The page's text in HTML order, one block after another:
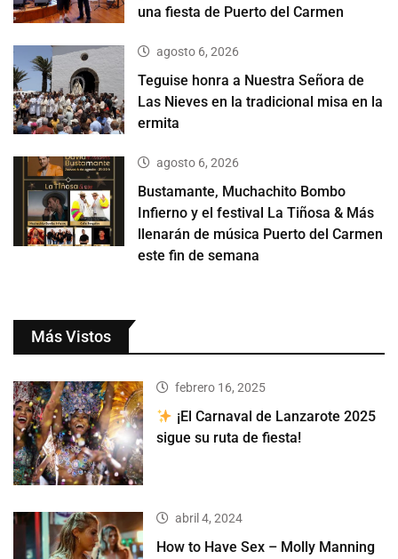
una fiesta de Puerto del Carmen
agosto 6, 2026
Teguise honra a Nuestra Señora de
Las Nieves en la tradicional misa en la
ermita
agosto 6, 2026
Bustamante, Muchachito Bombo
Infierno y el festival La Tiñosa & Más
llenarán de música Puerto del Carmen
este fin de semana
Más Vistos
febrero 16, 2025
¡El Carnaval de Lanzarote 2025
sigue su ruta de fiesta!
abril 4, 2024
How to Have Sex – Molly Manning